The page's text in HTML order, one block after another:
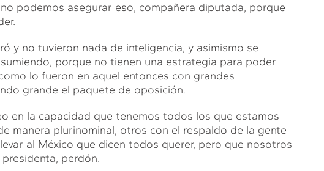
podemos asegurar eso, compañera diputada, porque
y no tuvieron nada de inteligencia, y asimismo se
porque no tienen una estrategia para poder
lo fueron en aquel entonces con grandes
grande el paquete de oposición.
en la capacidad que tenemos todos los que estamos
manera plurinominal, otros con el respaldo de la gente
al México que dicen todos querer, pero que nosotros
perdón.